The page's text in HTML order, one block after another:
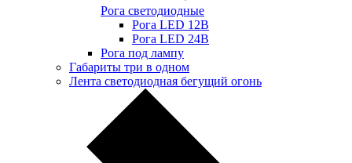
Рога светодиодные
Рога LED 12В
Рога LED 24В
Рога под лампу
Габариты три в одном
Лента светодиодная бегущий огонь